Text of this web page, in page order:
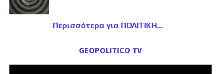
Περισσότερα για ΠΟΛΙΤΙΚΗ
GEOPOLITICO TV